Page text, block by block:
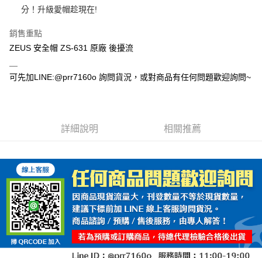
全家取貨付款(安全帽一頂以上請選宅配)
7-11取貨付款(安全帽一頂以上請選宅配)
分！升級愛帽趁現在!
銷售重點
ZEUS 安全帽 ZS-631 原廠 後擾流
可先加LINE:@prr7160o 詢問貨況，或對商品有任何問題歡迎詢問~
詳細說明 相關推薦